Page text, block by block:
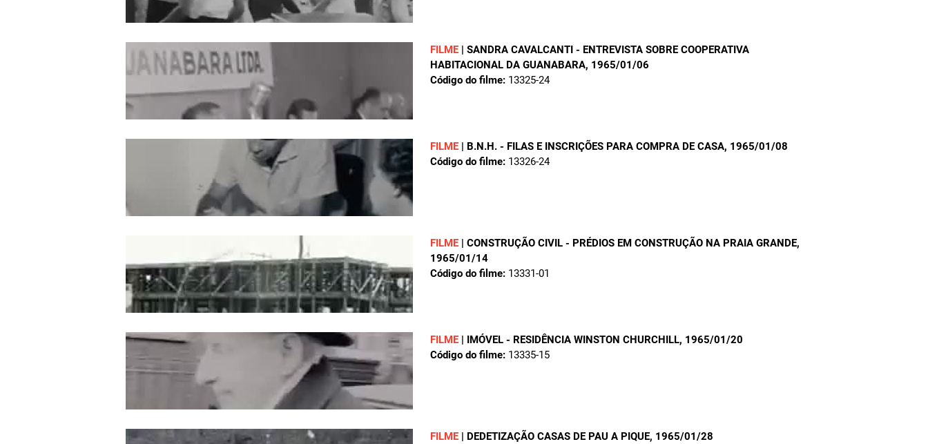
FILME | SANDRA CAVALCANTI - ENTREVISTA SOBRE COOPERATIVA
HABITACIONAL DA GUANABARA, 1965/01/06
Código do filme: 13325-24
FILME | B.N.H. - FILAS E INSCRIÇÕES PARA COMPRA DE CASA, 1965/01/08
Código do filme: 13326-24
FILME | CONSTRUÇÃO CIVIL - PRÉDIOS EM CONSTRUÇÃO NA PRAIA GRANDE,
1965/01/14
Código do filme: 13331-01
FILME | IMÓVEL - RESIDÊNCIA WINSTON CHURCHILL, 1965/01/20
Código do filme: 13335-15
FILME | DEDETIZAÇÃO CASAS DE PAU A PIQUE, 1965/01/28